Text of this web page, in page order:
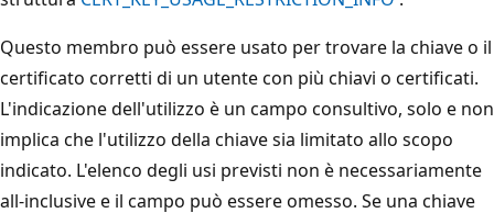
Questo membro può essere usato per trovare la chiave o il
certificato corretti di un utente con più chiavi o certificati.
L'indicazione dell'utilizzo è un campo consultivo, solo e non
implica che l'utilizzo della chiave sia limitato allo scopo
indicato. L'elenco degli usi previsti non è necessariamente
all-inclusive e il campo può essere omesso. Se una chiave